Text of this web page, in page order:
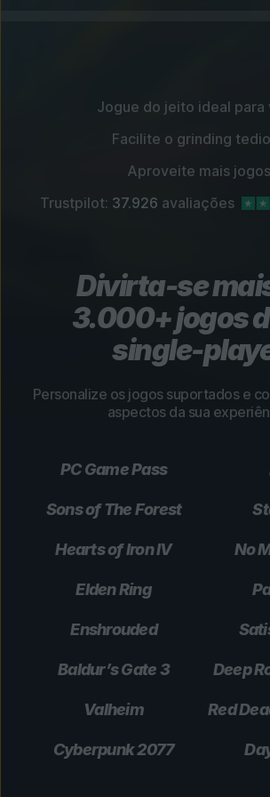
Jogue do jeito ideal para
Facilite o grinding
Aproveite mais jogos
Trustpilot: 37.926 avaliações
Divirta-se
3.000+ jogos
single-
Personalize os jogos suportados e
aspectos da sua
PC Game Pass
Sons of The Forest
Hearts of Iron IV No
Elden Ring
Enshrouded
Baldur’s Gate 3 Deep
Valheim
Cyberpunk 2077